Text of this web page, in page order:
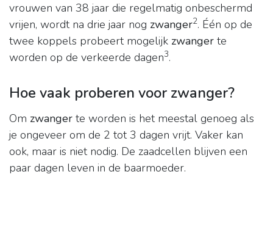
vrouwen van 38 jaar die regelmatig onbeschermd
vrijen, wordt na drie jaar nog zwanger2. Één op de
twee koppels probeert mogelijk zwanger te
worden op de verkeerde dagen3.
Hoe vaak proberen voor zwanger?
Om zwanger te worden is het meestal genoeg als
je ongeveer om de 2 tot 3 dagen vrijt. Vaker kan
ook, maar is niet nodig. De zaadcellen blijven een
paar dagen leven in de baarmoeder.